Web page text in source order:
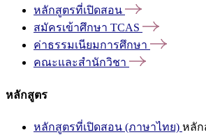
หลักสูตรที่เปิดสอน
สมัครเข้าศึกษา TCAS
ค่าธรรมเนียมการศึกษา
คณะและสำนักวิชา
หลักสูตร
หลักสูตรที่เปิดสอน (ภาษาไทย) หลัก